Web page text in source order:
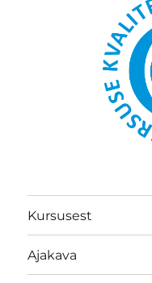
Kursusest
Ajakava